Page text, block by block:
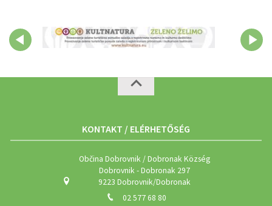
KONTAKT / ELÉRHETŐSÉG
Občina Dobrovnik / Dobronak Község
Dobrovnik - Dobronak 297
9223 Dobrovnik/Dobronak
02 577 68 80